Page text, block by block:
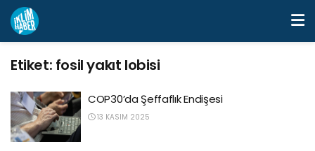
Etiket: fosil yakıt lobisi
COP30’da Şeffaflık Endişesi
13 KASIM 2025